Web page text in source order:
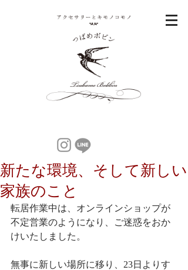
新たな環境、そして新しい
家族のこと
転居作業中は、オンラインショップが
不定営業のようになり、ご迷惑をおか
けいたしました。
無事に新しい場所に移り、23日よりす